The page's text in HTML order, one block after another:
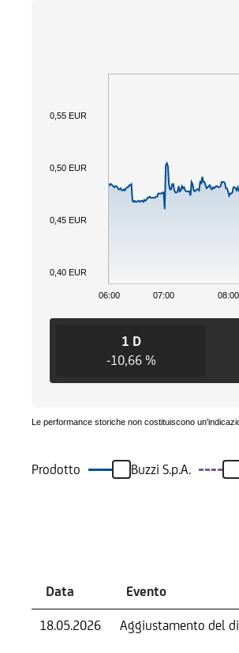
06:00 07:00 08:00
0,40 EUR
0,45 EUR
0,50 EUR
0,55 EUR
1 D
-10,66 %
Le performance storiche non costituiscono
Prodotto Buzzi S.p.A.
Data Evento
18.05.2026 Aggiustamento del